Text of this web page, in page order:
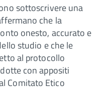
sottoscrivere una
che la
onesto, accurato e
studio e che le
al protocollo
con appositi
Comitato Etico